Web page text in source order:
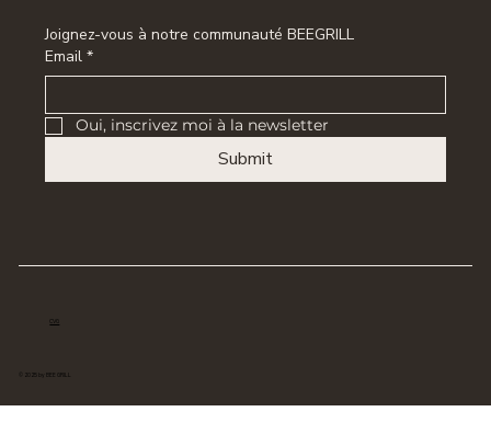
Joignez-vous à notre communauté BEEGRILL
Email *
Oui, inscrivez moi à la newsletter
Submit
CVG
© 2025 by BEE GRILL